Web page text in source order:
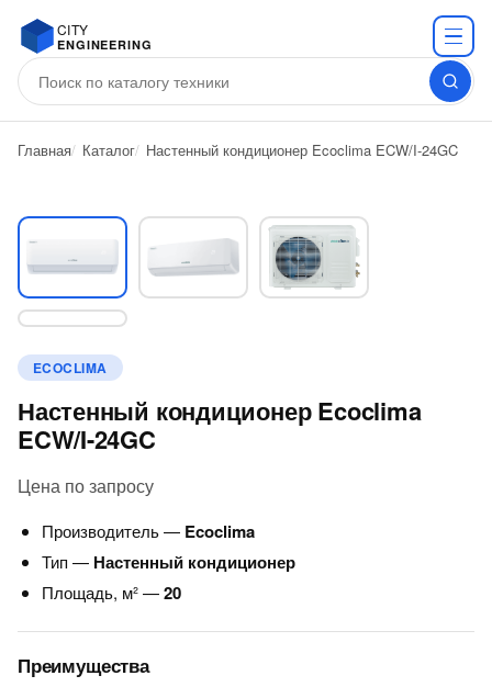
CITY
ENGINEERING
Главная Каталог Настенный кондиционер Ecoclima ECW/I-24GC
ECOCLIMA
Настенный кондиционер Ecoclima
ECW/I-24GC
Цена по запросу
Производитель — Ecoclima
Тип — Настенный кондиционер
Площадь, м² —20
Преимущества